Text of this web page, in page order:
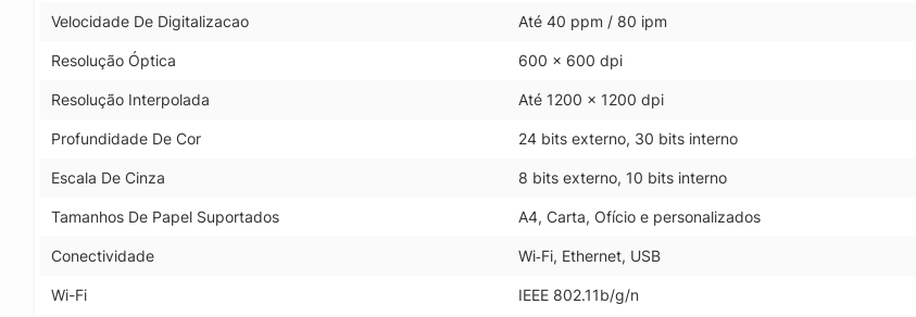
Velocidade De Digitalizacao Até 40 ppm / 80 ipm
Resolução Óptica 600 x 600 dpi
Resolução Interpolada Até 1200 x 1200 dpi
Profundidade De Cor 24 bits externo, 30 bits interno
Escala De Cinza 8 bits externo, 10 bits interno
Tamanhos De Papel Suportados A4, Carta, Ofício e personalizados
Conectividade Wi‑Fi, Ethernet, USB
Wi-Fi IEEE 802.11b/g/n